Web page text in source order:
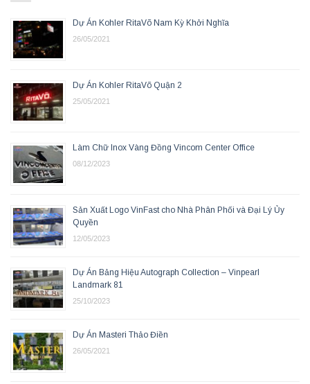
Dự Án Kohler RitaVõ Nam Kỳ Khởi Nghĩa
26/05/2021
Dự Án Kohler RitaVõ Quận 2
25/05/2021
Làm Chữ Inox Vàng Đồng Vincom Center Office
08/12/2023
Sản Xuất Logo VinFast cho Nhà Phân Phối và Đại Lý Ủy
Quyền
12/05/2023
Dự Án Bảng Hiệu Autograph Collection – Vinpearl
Landmark 81
25/10/2023
Dự Án Masteri Thảo Điền
26/05/2021